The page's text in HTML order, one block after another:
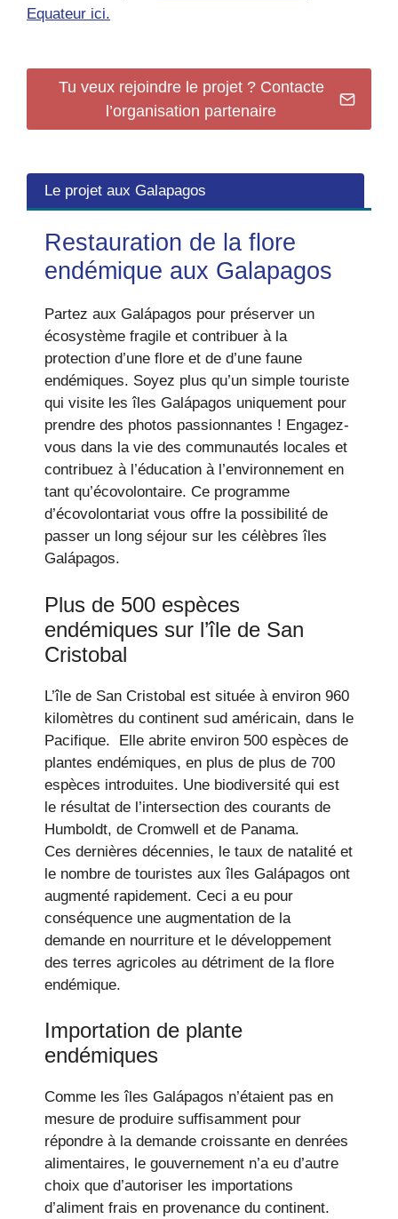
Equateur ici.
Tu veux rejoindre le projet ? Contacte
l’organisation partenaire
Le projet aux Galapagos
Restauration de la flore
endémique aux Galapagos
Partez aux Galápagos pour préserver un
écosystème fragile et contribuer à la
protection d’une flore et de d’une faune
endémiques. Soyez plus qu’un simple touriste
qui visite les îles Galápagos uniquement pour
prendre des photos passionnantes ! Engagez-
vous dans la vie des communautés locales et
contribuez à l’éducation à l’environnement en
tant qu’écovolontaire. Ce programme
d’écovolontariat vous offre la possibilité de
passer un long séjour sur les célèbres îles
Galápagos.
Plus de 500 espèces
endémiques sur l’île de San
Cristobal
L’île de San Cristobal est située à environ 960
kilomètres du continent sud américain, dans le
Pacifique. Elle abrite environ 500 espèces de
plantes endémiques, en plus de plus de 700
espèces introduites. Une biodiversité qui est
le résultat de l’intersection des courants de
Humboldt, de Cromwell et de Panama.
Ces dernières décennies, le taux de natalité et
le nombre de touristes aux îles Galápagos ont
augmenté rapidement. Ceci a eu pour
conséquence une augmentation de la
demande en nourriture et le développement
des terres agricoles au détriment de la flore
endémique.
Importation de plante
endémiques
Comme les îles Galápagos n’étaient pas en
mesure de produire suffisamment pour
répondre à la demande croissante en denrées
alimentaires, le gouvernement n’a eu d’autre
choix que d’autoriser les importations
d’aliment frais en provenance du continent.